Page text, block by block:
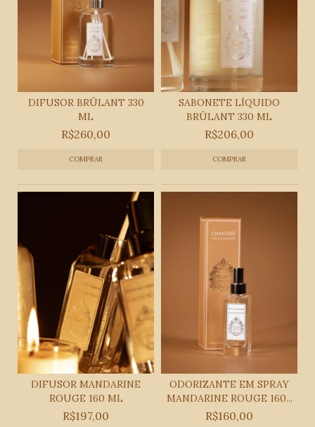
DIFUSOR BRÛLANT 330
ML
R$260,00
SABONETE LÍQUIDO
BRÛLANT 330 ML
R$206,00
DIFUSOR MANDARINE
ROUGE 160 ML
R$197,00
ODORIZANTE EM SPRAY
MANDARINE ROUGE 160...
R$160,00